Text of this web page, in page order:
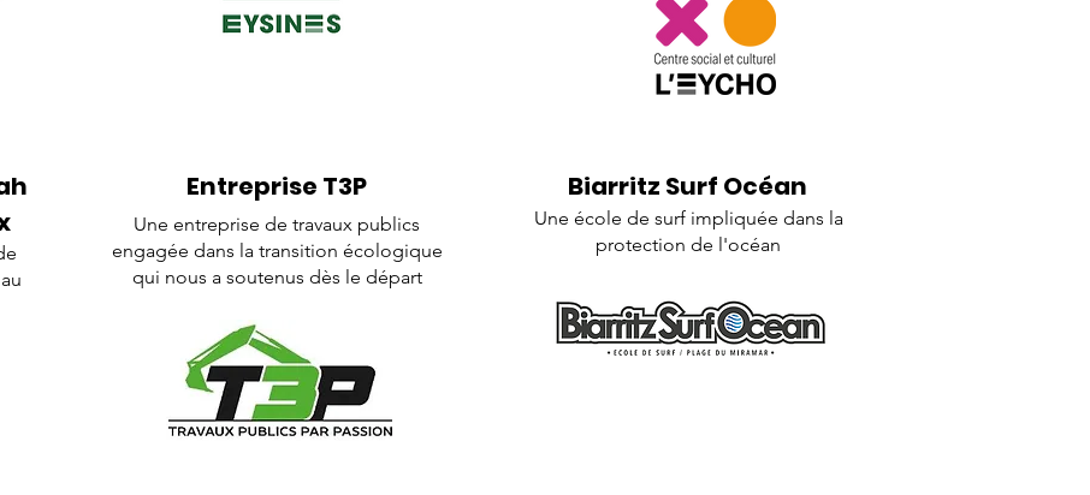
Entreprise T3P
Une entreprise de travaux publics
engagée dans la transition écologique
qui nous a soutenus dès le départ
Biarritz Surf Océan
Une école de surf impliquée dans la
protection de l'océan